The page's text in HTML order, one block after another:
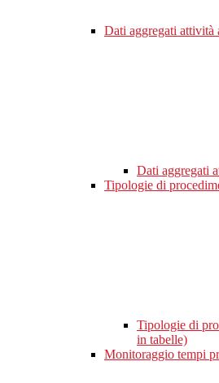
Dati aggregati attività
Dati aggregati
Tipologie di
Tipologie di
in tabelle)
Monitoraggio tempi